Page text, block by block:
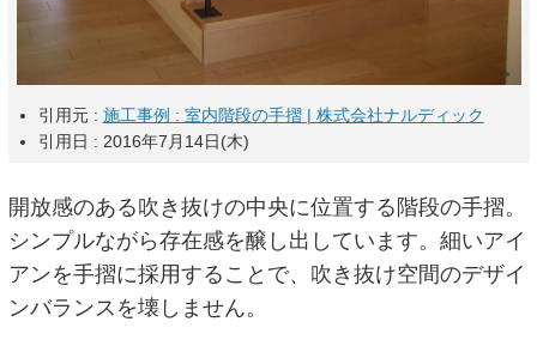
引用元 : 施工事例 : 室内階段の手摺 | 株式会社ナルディック
引用日 : 2016年7月14日(木)
開放感のある吹き抜けの中央に位置する階段の手摺。
シンプルながら存在感を醸し出しています。細いアイ
アンを手摺に採用することで、吹き抜け空間のデザイ
ンバランスを壊しません。